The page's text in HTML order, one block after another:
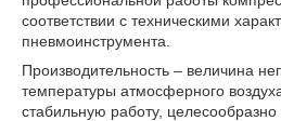
соответствии с техническими
пневмоинструмента.
Производительность – величина
температуры атмосферного
стабильную работу,